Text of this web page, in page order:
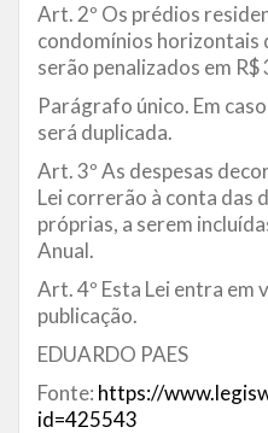
Art. 2º Os prédios
condomínios horizontais
serão penalizados em
Parágrafo único. Em
será duplicada.
Art. 3º As despesas
Lei correrão à conta das
próprias, a serem
Anual.
Art. 4º Esta Lei entra em
publicação.
EDUARDO PAES
Fonte: https://
id=425543